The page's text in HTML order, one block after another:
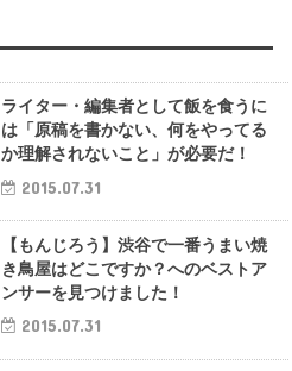
ライター・編集者として飯を食うに
は「原稿を書かない、何をやってる
か理解されないこと」が必要だ！
2015.07.31
【もんじろう】渋谷で一番うまい焼
き鳥屋はどこですか？へのベストア
ンサーを見つけました！
2015.07.31